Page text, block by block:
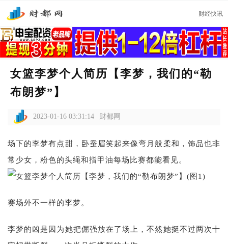
财经快讯
女篮李梦个人简历【李梦，我们的“勒
布朗梦”】
2023-01-16 03:31:14 财都网
场下的李梦有点甜，卧蚕眉笑起来像弯月般柔和，饰品也非
常少女，粉色的头绳和指甲油每场比赛都能看见。
赛场外不一样的李梦。
李梦的凶是因为她把倔强放在了场上，不然她挺不过两次十